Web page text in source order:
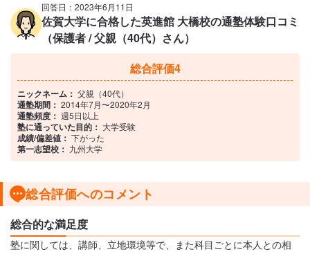
回答日：2023年6月11日
佐賀大学に合格した英進館 大橋校の通塾体験口コミ
（保護者 / 父親（40代）さん）
総合評価4
ニックネーム： 父親（40代）
通塾期間： 2014年7月〜2020年2月
通塾頻度： 週5日以上
塾に通っていた目的： 大学受験
成績/偏差値： 下がった
第一志望校： 九州大学
総合評価へのコメント
総合的な満足度
塾に関しては、講師、立地環境等で、また科目ごとに本人との相